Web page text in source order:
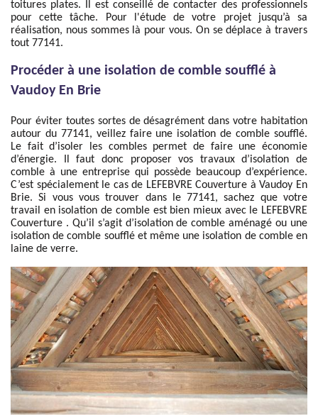
toitures plates. Il est conseillé de contacter des professionnels
pour cette tâche. Pour l'étude de votre projet jusqu’à sa
réalisation, nous sommes là pour vous. On se déplace à travers
tout 77141.
Procéder à une isolation de comble soufflé à
Vaudoy En Brie
Pour éviter toutes sortes de désagrément dans votre habitation
autour du 77141, veillez faire une isolation de comble soufflé.
Le fait d’isoler les combles permet de faire une économie
d’énergie. Il faut donc proposer vos travaux d’isolation de
comble à une entreprise qui possède beaucoup d’expérience.
C’est spécialement le cas de LEFEBVRE Couverture à Vaudoy En
Brie. Si vous vous trouver dans le 77141, sachez que votre
travail en isolation de comble est bien mieux avec le LEFEBVRE
Couverture . Qu’il s’agit d’isolation de comble aménagé ou une
isolation de comble soufflé et même une isolation de comble en
laine de verre.